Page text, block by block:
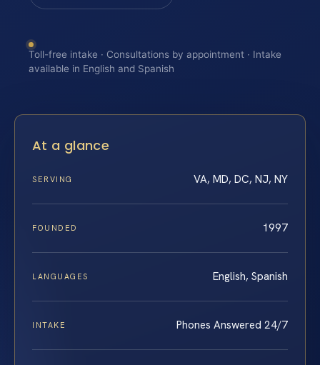
Toll-free intake · Consultations by appointment · Intake
available in English and Spanish
At a glance
SERVING VA, MD, DC, NJ, NY
FOUNDED 1997
LANGUAGES English, Spanish
INTAKE Phones Answered 24/7